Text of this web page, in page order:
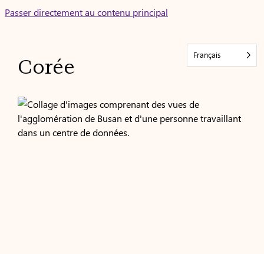
Skip
Passer directement au contenu principal
Français
Corée